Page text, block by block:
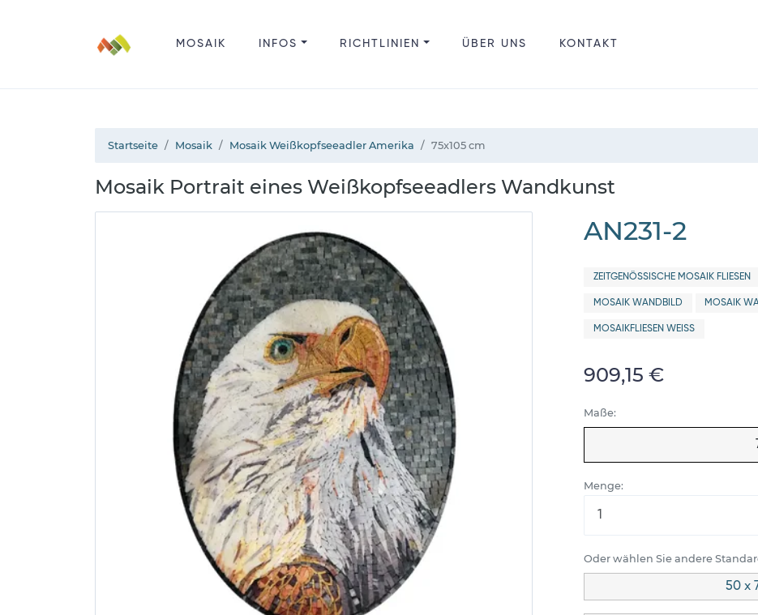
MOSAIK INFOS RICHTLINIEN ÜBER UNS KONTAKT
Startseite Mosaik Mosaik Weißkopfseeadler Amerika 75x105 cm
Mosaik Portrait eines Weißkopfseeadlers Wandkunst
AN231-2
ZEITGENÖSSISCHE MOSAIK FLIESEN
MOSAIK WANDBILD MOSAIK
MOSAIKFLIESEN WEISS
909,15 €
Maße:
Menge:
Oder wählen Sie andere
50 x